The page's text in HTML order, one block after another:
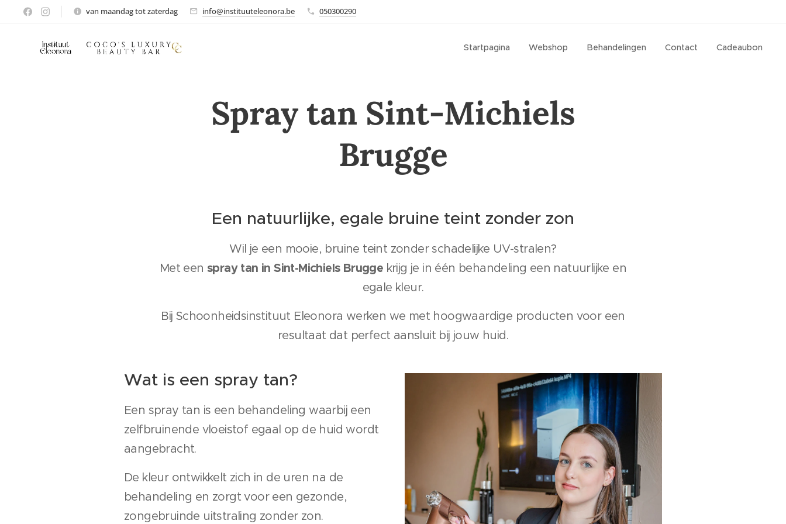
van maandag tot zaterdag info@instituuteleonora.be 050300290
Startpagina Webshop Behandelingen Contact Cadeaubon
Spray tan Sint-Michiels
Brugge
Een natuurlijke, egale bruine teint zonder zon
Wil je een mooie, bruine teint zonder schadelijke UV-stralen?
Met eenspray tan in Sint-Michiels Brugge krijg je in één behandeling een natuurlijke en
egale kleur.
Bij Schoonheidsinstituut Eleonora werken we met hoogwaardige producten voor een
resultaat dat perfect aansluit bij jouw huid.
Wat is een spray tan?
Een spray tan is een behandeling waarbij een
zelfbruinende vloeistof egaal op de huid wordt
aangebracht.
De kleur ontwikkelt zich in de uren na de
behandeling en zorgt voor een gezonde,
zongebruinde uitstraling zonder zon.